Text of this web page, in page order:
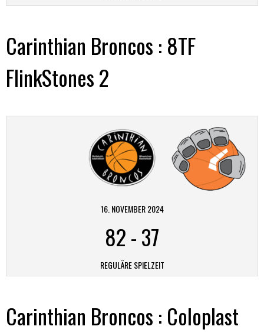
Carinthian Broncos : 8TF
FlinkStones 2
16. NOVEMBER 2024
82-37
REGULÄRE SPIELZEIT
Carinthian Broncos : Coloplast